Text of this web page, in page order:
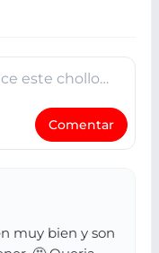
este chollo…
Comentar
muy bien y son